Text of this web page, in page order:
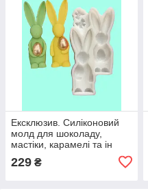
Ексклюзив. Силіконовий
молд для шоколаду,
мастіки, карамелі та ін
"Зайчата з яйцем по 9см"
229 ₴